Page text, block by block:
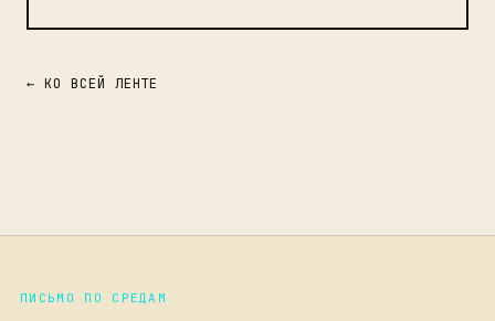
← КО ВСЕЙ ЛЕНТЕ
ПИСЬМО ПО СРЕДАМ